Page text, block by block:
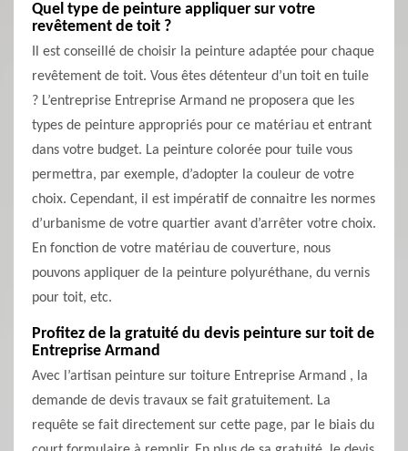
Quel type de peinture appliquer sur votre
revêtement de toit ?
Il est conseillé de choisir la peinture adaptée pour chaque
revêtement de toit. Vous êtes détenteur d’un toit en tuile
? L’entreprise Entreprise Armand ne proposera que les
types de peinture appropriés pour ce matériau et entrant
dans votre budget. La peinture colorée pour tuile vous
permettra, par exemple, d’adopter la couleur de votre
choix. Cependant, il est impératif de connaitre les normes
d’urbanisme de votre quartier avant d’arrêter votre choix.
En fonction de votre matériau de couverture, nous
pouvons appliquer de la peinture polyuréthane, du vernis
pour toit, etc.
Profitez de la gratuité du devis peinture sur toit de
Entreprise Armand
Avec l’artisan peinture sur toiture Entreprise Armand , la
demande de devis travaux se fait gratuitement. La
requête se fait directement sur cette page, par le biais du